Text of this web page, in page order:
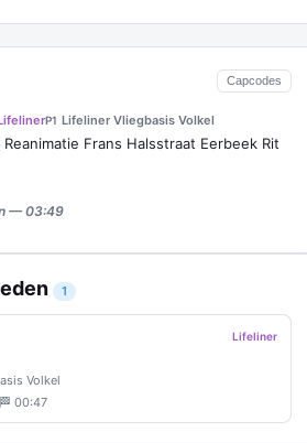
Capcodes
P1 Lifeliner Vliegbasis Volkel
Reanimatie Frans Halsstraat Eerbeek Rit
— 03:49
1
Lifeliner
Volkel
🏁 00:47